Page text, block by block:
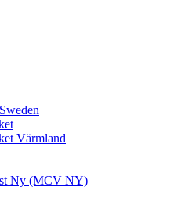
Värmland
Ny (MCV NY)